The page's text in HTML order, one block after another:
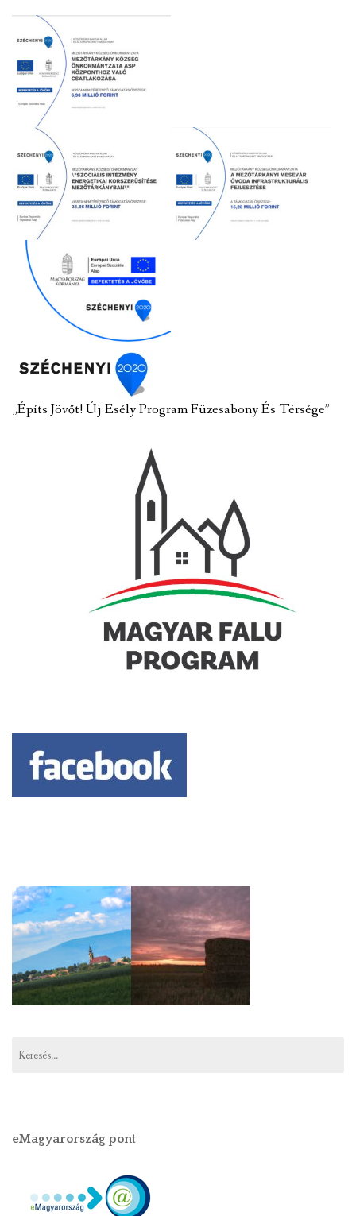
„Építs Jövőt! Új Esély Program Füzesabony És Térsége”
eMagyarország pont